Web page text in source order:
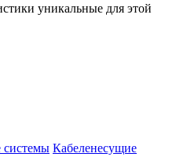
уникальные для этой
Кабеленесущие